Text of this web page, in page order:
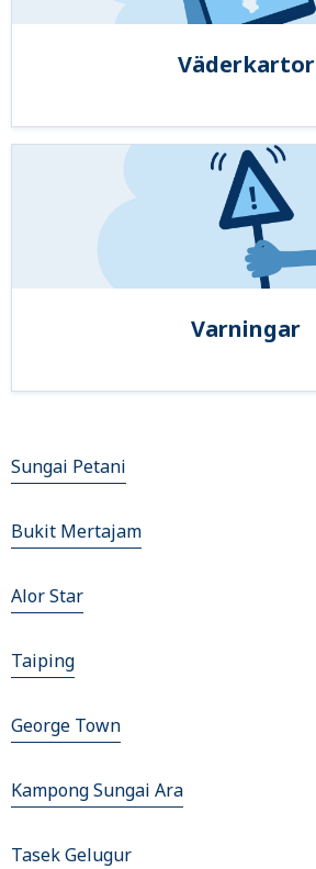
Väderkartor
Varningar
Sungai Petani
Bukit Mertajam
Alor Star
Taiping
George Town
Kampong Sungai Ara
Tasek Gelugur